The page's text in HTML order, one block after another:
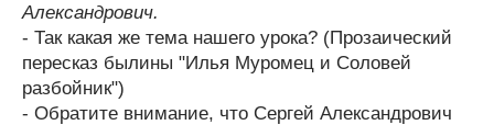
Александрович.
- Так какая же тема нашего урока? (Прозаический
пересказ былины "Илья Муромец и Соловей
разбойник")
- Обратите внимание, что Сергей Александрович